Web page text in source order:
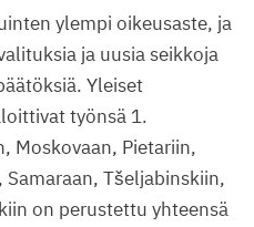
ylempi oikeusaste, ja
ja uusia seikkoja
Yleiset
työnsä 1.
Moskovaan, Pietariin,
Tšeljabinskiin,
on perustettu yhteensä